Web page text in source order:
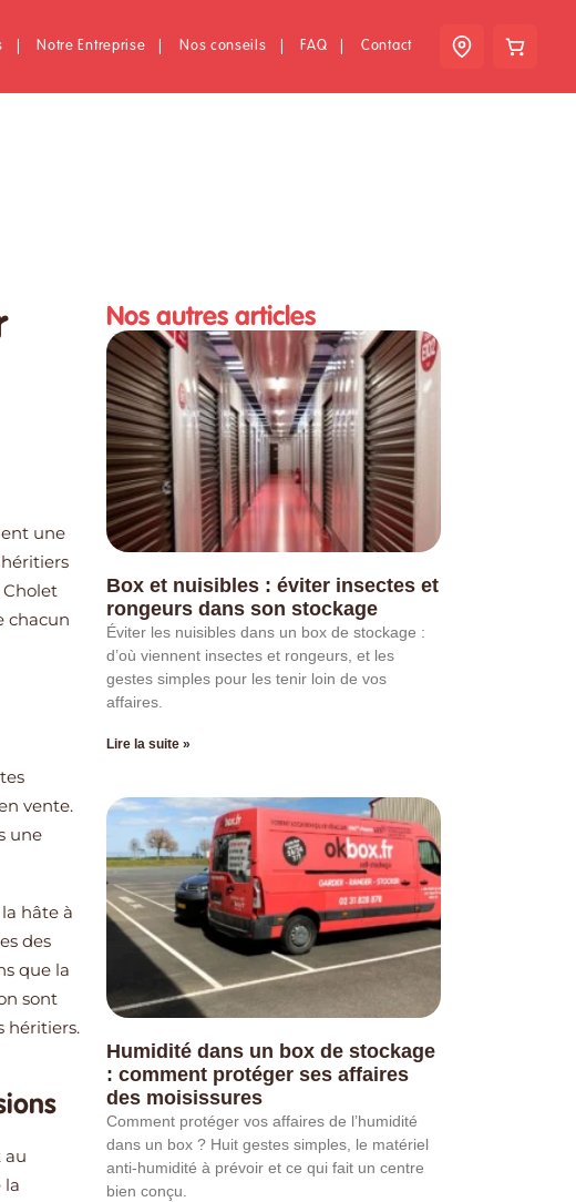
Notre Entreprise Nos conseils FAQ Contact
une
Cholet
chacun
vente.
une
hâte à
des
que la
sont
héritiers.
au
la
Nos autres articles
Box et nuisibles : éviter insectes et
rongeurs dans son stockage
Éviter les nuisibles dans un box de stockage :
d’où viennent insectes et rongeurs, et les
gestes simples pour les tenir loin de vos
affaires.
Lire la suite »
Humidité dans un box de stockage
: comment protéger ses affaires
des moisissures
Comment protéger vos affaires de l’humidité
dans un box ? Huit gestes simples, le matériel
anti-humidité à prévoir et ce qui fait un centre
bien conçu.